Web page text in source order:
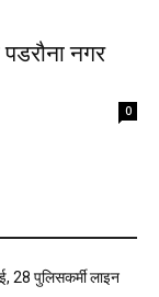
नगर
0
28 पुलिसकर्मी लाइन